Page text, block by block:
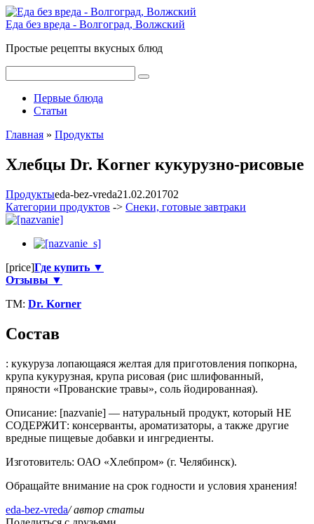
Перейти
к
Еда без вреда - Волгоград, Волжский
Простые рецепты вкусных блюд
Первые блюда
Статьи
Главная » Продукты
Хлебцы Dr. Korner кукурузно-рисовые
Продуктыeda-bez-vreda21.02.201702
Категории продуктов -> Снеки, готовые завтраки
[price]Где купить ▼
Отзывы ▼
ТМ: Dr. Korner
Состав
: кукуруза лопающаяся желтая для приготовления попкорна,
крупа кукурузная, крупа рисовая (рис шлифованный,
пряности «Прованские травы», соль йодированная).
Описание: [nazvanie] — натуральный продукт, который НЕ
СОДЕРЖИТ: консерванты, ароматизаторы, а также другие
вредные пищевые добавки и ингредиенты.
Изготовитель: ОАО «Хлебпром» (г. Челябинск).
Обращайте внимание на срок годности и условия хранения!
eda-bez-vreda/ автор статьи